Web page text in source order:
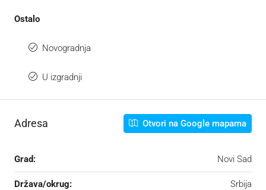
Ostalo
Novogradnja
U izgradnji
Adresa Otvori na Google mapama
Grad: Novi Sad
Država/okrug: Srbija